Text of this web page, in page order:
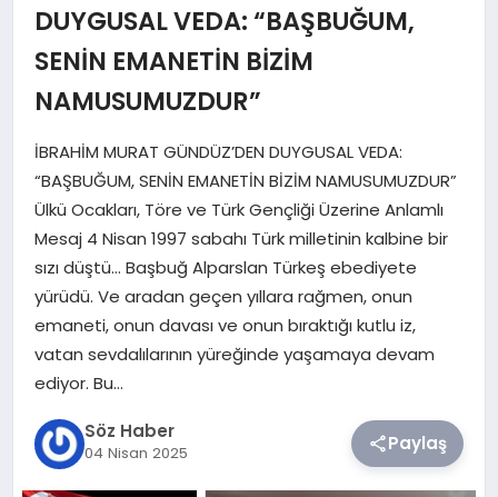
EĞITIM
DÜNYA
TEKNOLOJI
SIYASET
YAŞAM
DUYGUSAL VEDA: “BAŞBUĞUM,
SENİN EMANETİN BİZİM
NAMUSUMUZDUR”
İBRAHİM MURAT GÜNDÜZ’DEN DUYGUSAL VEDA:
“BAŞBUĞUM, SENİN EMANETİN BİZİM NAMUSUMUZDUR”
Ülkü Ocakları, Töre ve Türk Gençliği Üzerine Anlamlı
Mesaj 4 Nisan 1997 sabahı Türk milletinin kalbine bir
sızı düştü… Başbuğ Alparslan Türkeş ebediyete
yürüdü. Ve aradan geçen yıllara rağmen, onun
emaneti, onun davası ve onun bıraktığı kutlu iz,
vatan sevdalılarının yüreğinde yaşamaya devam
ediyor. Bu…
Söz Haber
04 Nisan 2025 Paylaş